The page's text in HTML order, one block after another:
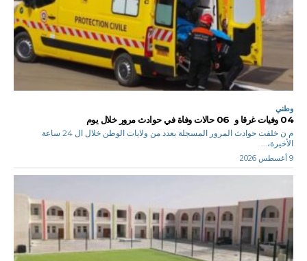
وطني
04 وفيات غرقا و 06 حالات وفاة في حوادث مرور خلال يوم
م ن خلفت حوادث المرور المسجلة بعدد من ولايات الوطن خلال ال 24 ساعة
الأخيرة،...
9 أغسطس 2026